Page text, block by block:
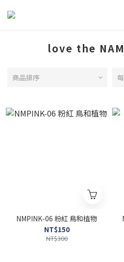
love the
商品排序
NMPINK-06 粉紅 鳥和植物
NT$150
NT$300